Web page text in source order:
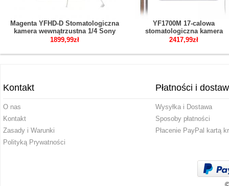
Magenta YFHD-D Stomatologiczna
kamera wewnątrzustna 1/4 Sony
CCD 17-calowy monitor i ramię
1899,99zł
YF1700M 17-calowa
stomatologiczna kamera
wewnątrzustna z monitorem
1024*768 pikseli
2417,99zł
Kontakt
O nas
Kontakt
Zasady i Warunki
Polityką Prywatności
Płatności i
Wysyłka i Dostawa
Sposoby płatności
Płacenie PayPal kartą